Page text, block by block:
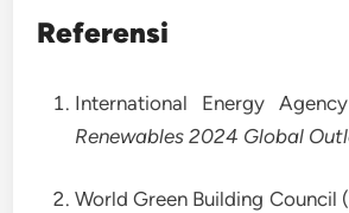
Referensi
International Energy
Renewables 2024 Global
World Green Building Council